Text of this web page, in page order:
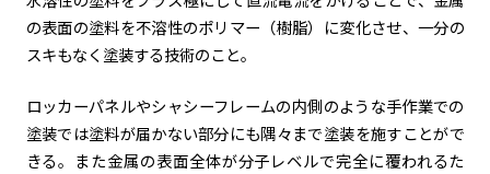
の表面の塗料を不溶性のポリマー（樹脂）に変化させ、一分の
スキもなく塗装する技術のこと。
ロッカーパネルやシャシーフレームの内側のような手作業での
塗装では塗料が届かない部分にも隅々まで塗装を施すことがで
きる。また金属の表面全体が分子レベルで完全に覆われるた